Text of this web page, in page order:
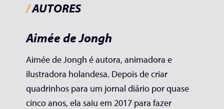
/AUTORES
Aimée de Jongh
Aimée de Jongh é autora, animadora e
ilustradora holandesa. Depois de criar
quadrinhos para um jornal diário por quase
cinco anos, ela saiu em 2017 para fazer